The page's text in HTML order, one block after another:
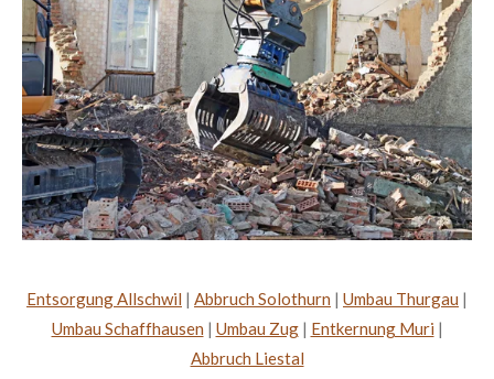
Entsorgung Allschwil | Abbruch Solothurn | Umbau Thurgau |
Umbau Schaffhausen | Umbau Zug| Entkernung Muri |
Abbruch Liestal